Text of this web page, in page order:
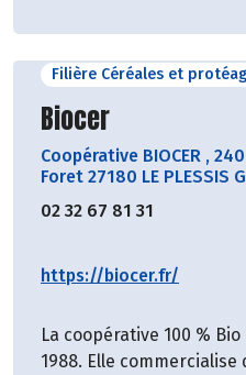
Filière Céréales et
Découvrir le
Biocer
Coopérative BIOCER ,
Foret 27180 LE PLESSIS
02 32 67 81 31
https://biocer.fr/
La coopérative 100 %
1988. Elle